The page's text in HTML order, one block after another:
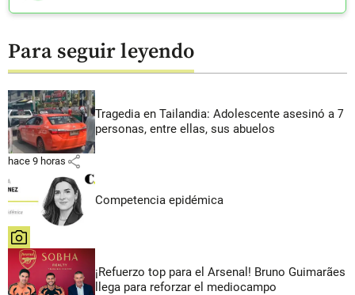
Para seguir leyendo
Tragedia en Tailandia: Adolescente asesinó a 7
personas, entre ellas, sus abuelos
hace 9 horas share
Competencia epidémica
share
¡Refuerzo top para el Arsenal! Bruno Guimarães
llega para reforzar el mediocampo